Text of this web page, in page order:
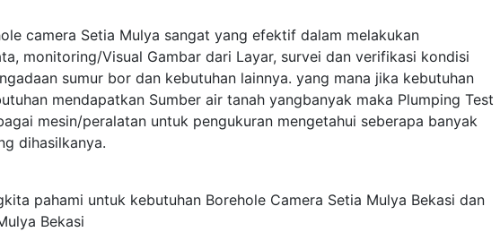
camera Setia Mulya sangat yang efektif dalam melakukan
monitoring/Visual Gambar dari Layar, survei dan verifikasi kondisi
sumur bor dan kebutuhan lainnya. yang mana jika kebutuhan
mendapatkan Sumber air tanah yangbanyak maka Plumping Test
mesin/peralatan untuk pengukuran mengetahui seberapa banyak
dihasilkanya.
pahami untuk kebutuhan Borehole Camera Setia Mulya Bekasi dan
Bekasi